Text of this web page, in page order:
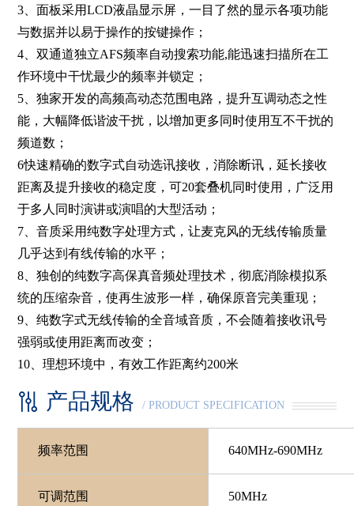
3、面板采用LCD液晶显示屏，一目了然的显示各项功能
与数据并以易于操作的按键操作；
4、双通道独立AFS频率自动搜索功能,能迅速扫描所在工
作环境中干忧最少的频率并锁定；
5、独家开发的高频高动态范围电路，提升互调动态之性
能，大幅降低谐波干扰，以增加更多同时使用互不干扰的
频道数；
6快速精确的数字式自动选讯接收，消除断讯，延长接收
距离及提升接收的稳定度，可20套叠机同时使用，广泛用
于多人同时演讲或演唱的大型活动；
7、音质采用纯数字处理方式，让麦克风的无线传输质量
几乎达到有线传输的水平；
8、独创的纯数字高保真音频处理技术，彻底消除模拟系
统的压缩杂音，使再生波形一样，确保原音完美重现；
9、纯数字式无线传输的全音域音质，不会随着接收讯号
强弱或使用距离而改变；
10、理想环境中，有效工作距离约200米
产品规格 / PRODUCT SPECIFICATION
频率范围 640MHz-690MHz
可调范围 50MHz